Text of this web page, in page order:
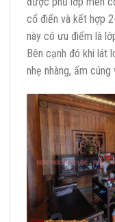
cổ điển và kết hợp
này có ưu điểm là
Bên cạnh đó khi lát
nhẹ nhàng, ấm